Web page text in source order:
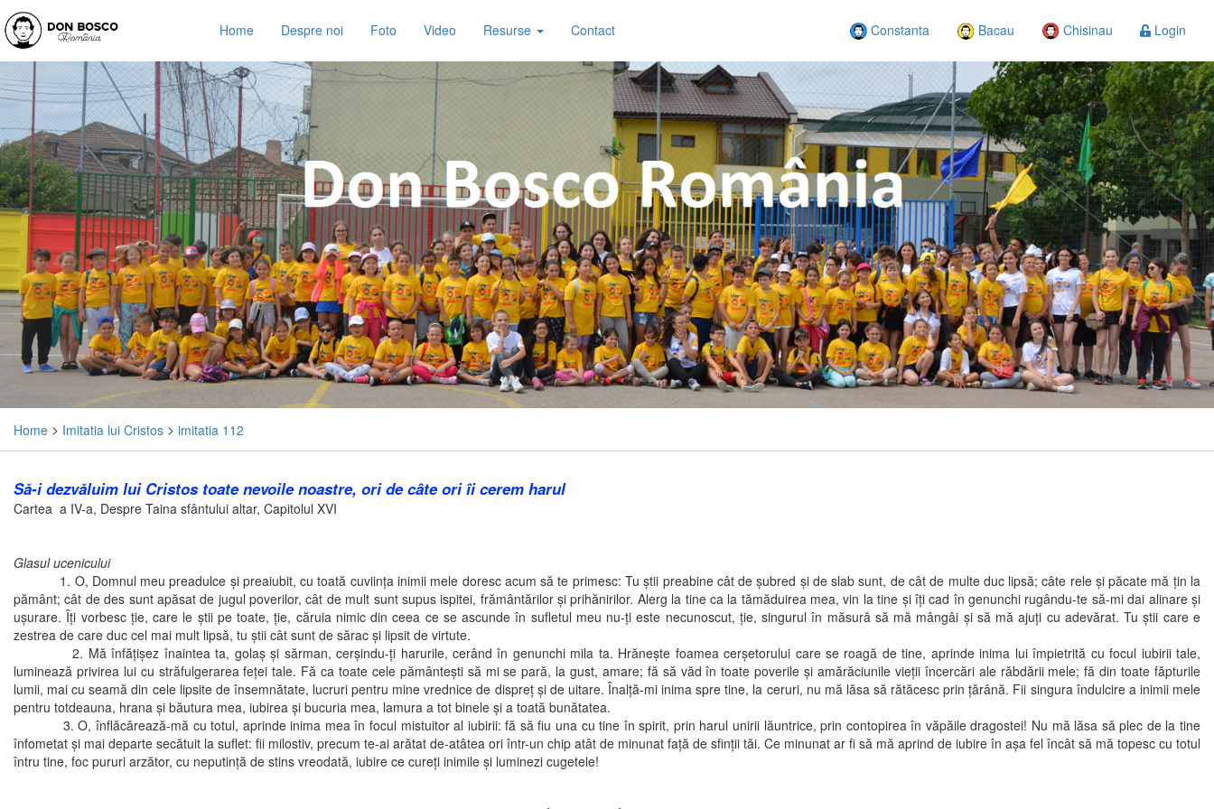
Home Despre noi Foto Video Resurse Contact Constanta Bacau Chisinau Login
Home > Imitatia lui Cristos > imitatia 112
Să-i dezvăluim lui Cristos toate nevoile noastre, ori de câte ori îi cerem harul
Cartea a IV-a, Despre Taina sfântului altar, Capitolul XVI
Glasul ucenicului
1. O, Domnul meu preadulce şi preaiubit, cu toată cuviinţa inimii mele doresc acum să te primesc: Tu ştii preabine cât de şubred şi de slab sunt, de cât de multe duc lipsă; câte rele şi păcate mă ţin la
pământ; cât de des sunt apăsat de jugul poverilor, cât de mult sunt supus ispitei, frământărilor şi prihănirilor. Alerg la tine ca la tămăduirea mea, vin la tine şi îţi cad în genunchi rugându-te să-mi dai alinare şi
uşurare. Îţi vorbesc ţie, care le ştii pe toate, ţie, căruia nimic din ceea ce se ascunde în sufletul meu nu-ţi este necunoscut, ţie, singurul în măsură să mă mângâi şi să mă ajuţi cu adevărat. Tu ştii care e
zestrea de care duc cel mai mult lipsă, tu ştii cât sunt de sărac şi lipsit de virtute.
2. Mă înfăţişez înaintea ta, golaş şi sărman, cerşindu-ţi harurile, cerând în genunchi mila ta. Hrăneşte foamea cerşetorului care se roagă de tine, aprinde inima lui împietrită cu focul iubirii tale,
luminează privirea lui cu străfulgerarea feţei tale. Fă ca toate cele pământeşti să mi se pară, la gust, amare; fă să văd în toate poverile şi amărăciunile vieţii încercări ale răbdării mele; fă din toate făpturile
lumii, mai cu seamă din cele lipsite de însemnătate, lucruri pentru mine vrednice de dispreţ şi de uitare. Înalţă-mi inima spre tine, la ceruri, nu mă lăsa să rătăcesc prin ţărână. Fii singura îndulcire a inimii mele
pentru totdeauna, hrana şi băutura mea, iubirea şi bucuria mea, lamura a tot binele şi a toată bunătatea.
3. O, înflăcărează-mă cu totul, aprinde inima mea în focul mistuitor al iubirii: fă să fiu una cu tine în spirit, prin harul unirii lăuntrice, prin contopirea în văpăile dragostei! Nu mă lăsa să plec de la tine
înfometat şi mai departe secătuit la suflet: fii milostiv, precum te-ai arătat de-atâtea ori într-un chip atât de minunat faţă de sfinţii tăi. Ce minunat ar fi să mă aprind de iubire în aşa fel încât să mă topesc cu totul
întru tine, foc pururi arzător, cu neputinţă de stins vreodată, iubire ce cureţi inimile şi luminezi cugetele!